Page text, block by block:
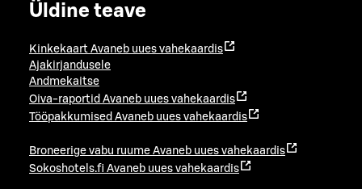
Üldine teave
Kinkekaart Avaneb uues vahekaardis
Ajakirjandusele
Andmekaitse
Oiva-raportid Avaneb uues vahekaardis
Tööpakkumised Avaneb uues vahekaardis
Broneerige vabu ruume Avaneb uues vahekaardis
Sokoshotels.fi Avaneb uues vahekaardis